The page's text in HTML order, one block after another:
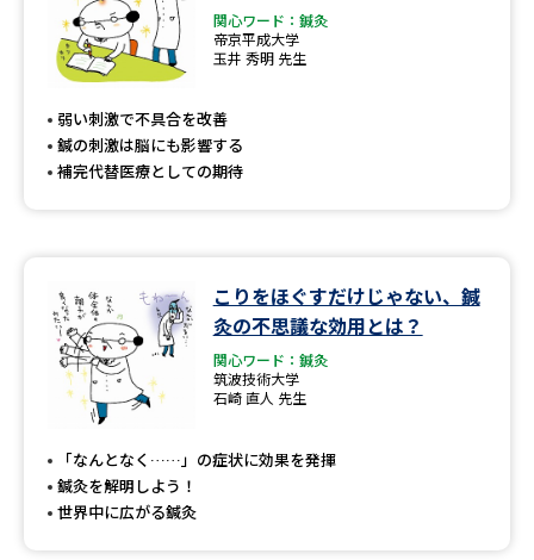
関心ワード：鍼灸
帝京平成大学
玉井 秀明 先生
弱い刺激で不具合を改善
鍼の刺激は脳にも影響する
補完代替医療としての期待
こりをほぐすだけじゃない、鍼
灸の不思議な効用とは？
関心ワード：鍼灸
筑波技術大学
石崎 直人 先生
「なんとなく……」の症状に効果を発揮
鍼灸を解明しよう！
世界中に広がる鍼灸